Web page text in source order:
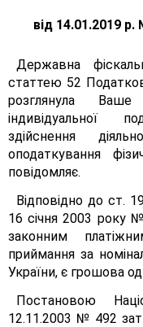
від 14.01.2019
Державна
статтею 52
розглянула
індивідуальної
здійснення
оподаткування
повідомляє.
Відповідно до ст.
16 січня 2003 року
законним
приймання за
України, є грошова
Постановою
12.11.2003 № 492